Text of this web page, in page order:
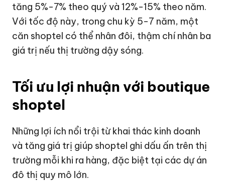
tăng 5%-7% theo quý và 12%-15% theo năm.
Với tốc độ này, trong chu kỳ 5-7 năm, một
căn shoptel có thể nhân đôi, thậm chí nhân ba
giá trị nếu thị trường dậy sóng.
Tối ưu lợi nhuận với boutique
shoptel
Những lợi ích nổi trội từ khai thác kinh doanh
và tăng giá trị giúp shoptel ghi dấu ấn trên thị
trường mỗi khi ra hàng, đặc biệt tại các dự án
đô thị quy mô lớn.